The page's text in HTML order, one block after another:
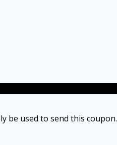
be used to send this coupon.